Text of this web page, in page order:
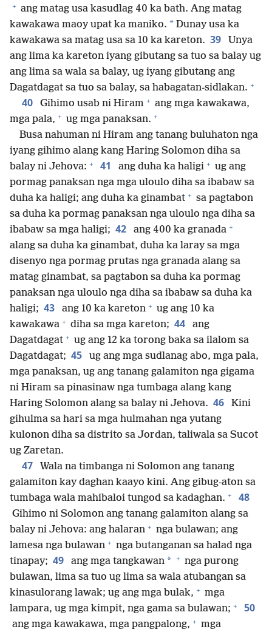
+ ang matag usa kasudlag 40 ka bath. Ang matag
kawakawa maoy upat ka maniko. * Dunay usa ka
kawakawa sa matag usa sa 10 ka kareton. 39
Unya
ang lima ka kareton iyang gibutang sa tuo sa balay ug
ang lima sa wala sa balay, ug iyang gibutang ang
Dagatdagat sa tuo sa balay, sa habagatan-sidlakan. +
40 Gihimo usab ni Hiram + ang mga kawakawa,
mga pala, + ug mga panaksan. +
Busa nahuman ni Hiram ang tanang buluhaton nga
iyang gihimo alang kang Haring Solomon diha sa
balay ni Jehova: + 41 ang duha ka haligi + ug ang
pormag panaksan nga mga uloulo diha sa ibabaw sa
duha ka haligi; ang duha ka ginambat + sa pagtabon
sa duha ka pormag panaksan nga uloulo nga diha sa
ibabaw sa mga haligi; 42 ang 400 ka granada +
alang sa duha ka ginambat, duha ka laray sa mga
disenyo nga pormag prutas nga granada alang sa
matag ginambat, sa pagtabon sa duha ka pormag
panaksan nga uloulo nga diha sa ibabaw sa duha ka
haligi; 43 ang 10 ka kareton + ug ang 10 ka
kawakawa + diha sa mga kareton; 44
ang
Dagatdagat + ug ang 12 ka torong baka sa ilalom sa
Dagatdagat; 45
ug ang mga sudlanag abo, mga pala,
mga panaksan, ug ang tanang galamiton nga gigama
ni Hiram sa pinasinaw nga tumbaga alang kang
Haring Solomon alang sa balay ni Jehova. 46
Kini
gihulma sa hari sa mga hulmahan nga yutang
kulonon diha sa distrito sa Jordan, taliwala sa Sucot
ug Zaretan.
47
Wala na timbanga ni Solomon ang tanang
galamiton kay daghan kaayo kini. Ang gibug-aton sa
tumbaga wala mahibaloi tungod sa kadaghan. + 48
Gihimo ni Solomon ang tanang galamiton alang sa
balay ni Jehova: ang halaran + nga bulawan; ang
lamesa nga bulawan + nga butanganan sa halad nga
tinapay; 49 ang mga tangkawan * + nga purong
bulawan, lima sa tuo ug lima sa wala atubangan sa
kinasulorang lawak; ug ang mga bulak, + mga
lampara, ug mga kimpit, nga gama sa bulawan; + 50
ang mga kawakawa, mga pangpalong, + mga